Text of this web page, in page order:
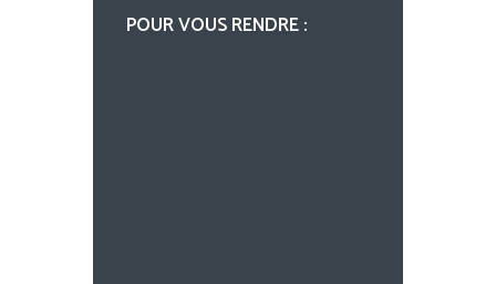
POUR VOUS RENDRE :